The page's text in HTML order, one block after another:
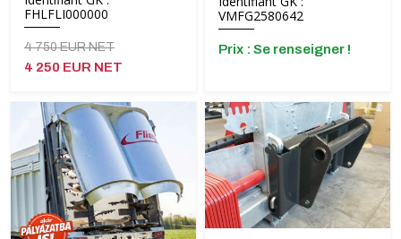
FHLFLI000000
4 750 EUR NET
4 250 EUR NET
VMFG2580642
Prix ​​: Se renseigner !